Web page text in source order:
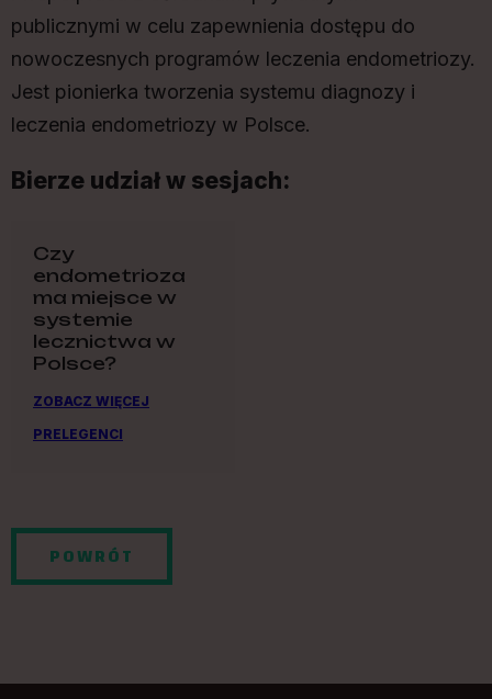
publicznymi w celu zapewnienia dostępu do
nowoczesnych programów leczenia endometriozy.
Jest pionierka tworzenia systemu diagnozy i
leczenia endometriozy w Polsce.
Bierze udział w sesjach:
Czy
endometrioza
ma miejsce w
systemie
lecznictwa w
Polsce?
ZOBACZ WIĘCEJ
PRELEGENCI
POWRÓT